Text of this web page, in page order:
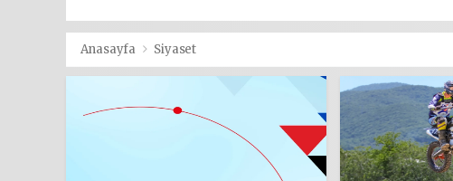
Anasayfa Siyaset